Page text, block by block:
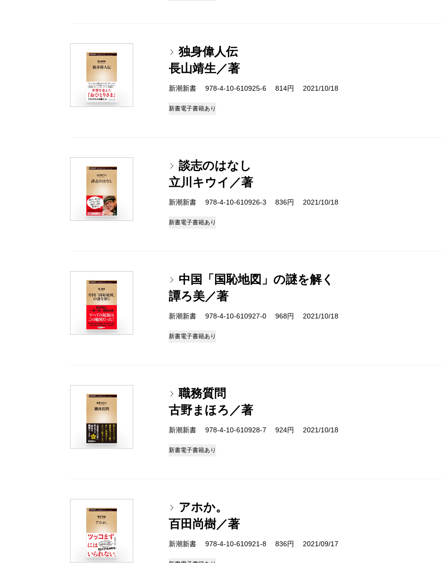
独身偉人伝
長山靖生／著
新潮新書 978-4-10-610925-6 814円 2021/10/18
新書電子書籍あり
談志のはなし
立川キウイ／著
新潮新書 978-4-10-610926-3 836円 2021/10/18
新書電子書籍あり
中国「国恥地図」の謎を解く
譚ろ美／著
新潮新書 978-4-10-610927-0 968円 2021/10/18
新書電子書籍あり
職務質問
古野まほろ／著
新潮新書 978-4-10-610928-7 924円 2021/10/18
新書電子書籍あり
アホか。
百田尚樹／著
新潮新書 978-4-10-610921-8 836円 2021/09/17